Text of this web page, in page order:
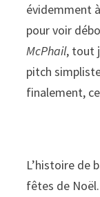
évidemment à
pour voir
McPhail, tout
pitch
finalement,
L’histoire de
fêtes de